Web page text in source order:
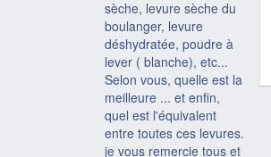
sèche, levure sèche du
boulanger, levure
déshydratée, poudre à
lever ( blanche), etc...
Selon vous, quelle est la
meilleure ... et enfin,
quel est l'équivalent
entre toutes ces levures.
je vous remercie tous et